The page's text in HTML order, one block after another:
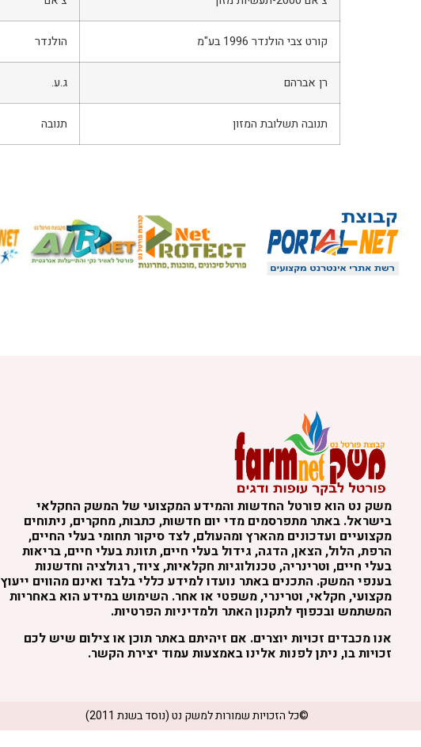
קורט צבי הולנדר 1996 בע"מ הולנדר
רן אברהם ג.ע.
תנובה תשלובת המזון תנובה
משק נט הוא פורטל החדשות והמידע המקצועי של המשק החקלאי
בישראל. באתר מתפרסמים מדי יום חדשות, כתבות, מחקרים, ניתוחים
מקצועיים ועדכונים מהארץ ומהעולם, לצד סיקור תחומי בעלי החיים,
הרפת, הלול, הצאן, הדגה, גידול בעלי חיים, תזונת בעלי חיים, בריאות
בעלי חיים, וטרינריה, טכנולוגיות חקלאיות, ציוד, רגולציה וחדשנות
בענפי המשק. התכנים באתר נועדו למידע כללי בלבד ואינם מהווים ייעוץ
מקצועי, חקלאי, וטרינרי, משפטי או אחר. השימוש במידע הוא באחריות
המשתמש ובכפוף לתקנון האתר ולמדיניות הפרטיות.
אנו מכבדים זכויות יוצרים. אם זיהיתם באתר תוכן או צילום שיש לכם
זכויות בו, ניתן לפנות אלינו באמצעות עמוד יצירת הקשר.
©כל הזכויות שמורות למשק נט (נוסד בשנת 2011)